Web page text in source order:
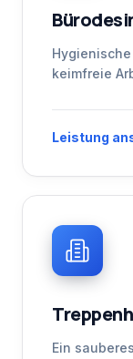
keimfreie
Leistung
Ein